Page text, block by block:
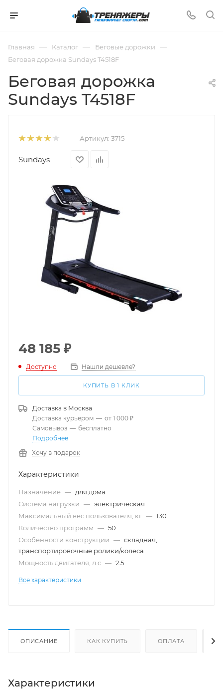
Главная — Каталог — Беговые дорожки —
Беговая дорожка Sundays T4518F
Беговая дорожка
Sundays T4518F
Артикул: 3715
Sundays
48 185 ₽
Доступно Нашли дешевле?
КУПИТЬ В 1 КЛИК
Доставка в Москва
Доставка курьером — от 1 000 ₽
Самовывоз — бесплатно
Подробнее
Хочу в подарок
Характеристики
Назначение — для дома
Система нагрузки — электрическая
Максимальный вес пользователя, кг — 130
Количество программ — 50
Особенности конструкции — складная,
транспортировочные ролики/колеса
Мощность двигателя, л.с — 2.5
Все характеристики
ОПИСАНИЕ КАК КУПИТЬ ОПЛАТА
Характеристики